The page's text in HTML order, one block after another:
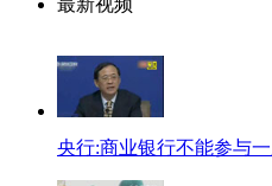
央行:商业银行不能参与